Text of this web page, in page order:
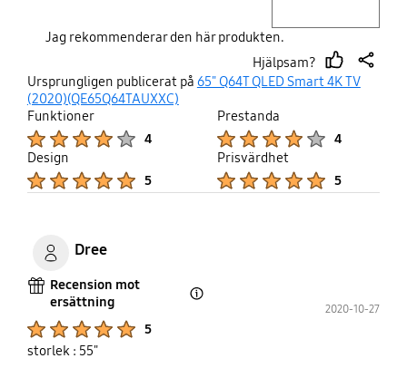
Jag rekommenderar den här produkten.
Hjälpsam?
thumbshare
Ursprungligen publicerat på 65" Q64T QLED Smart 4K TV
(2020)(QE65Q64TAUXXC)
Funktioner
4
Prestanda
4
Design
5
Prisvärdhet
5
Dree
Recension mot
ersättning
5
2020-10-27
storlek : 55"